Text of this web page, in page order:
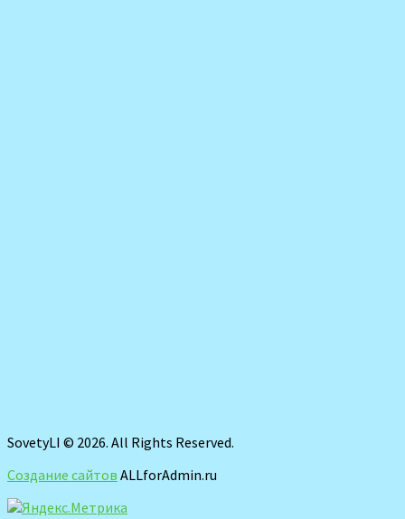
SovetyLI © 2026. All Rights Reserved.
Создание сайтов ALLforAdmin.ru